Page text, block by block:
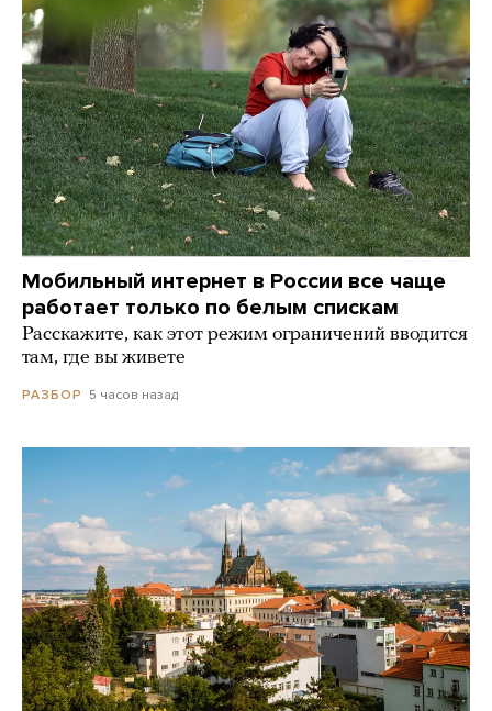
Мобильный интернет в России все чаще
работает только по белым спискам
Расскажите, как этот режим ограничений вводится
там, где вы живете
РАЗБОР 5 часов назад